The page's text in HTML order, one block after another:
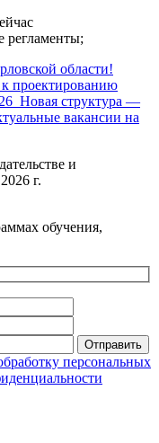
регламенты;
области!
проектированию
Новая структура —
вакансии на
и
г.
обучения,
Отправить
персональных